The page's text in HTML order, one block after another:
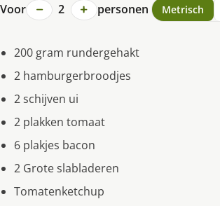
Voor − 2 + personen Metrisch
200 gram rundergehakt
2 hamburgerbroodjes
2 schijven ui
2 plakken tomaat
6 plakjes bacon
2 Grote slabladeren
Tomatenketchup